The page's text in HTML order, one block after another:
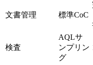
文書管理 標準CoC
検査
AQLサ
ンプリン
グ